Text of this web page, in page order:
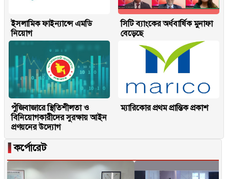
ইসলামিক ফাইন্যান্সে এমডি
নিয়োগ
সিটি ব্যাংকের অর্ধবার্ষিক মুনাফা
বেড়েছে
পুঁজিবাজারে স্থিতিশীলতা ও
বিনিয়োগকারীদের সুরক্ষায় আইন
প্রণয়নের উদ্যোগ
ম্যারিকোর প্রথম প্রান্তিক প্রকাশ
▐কর্পোরেট